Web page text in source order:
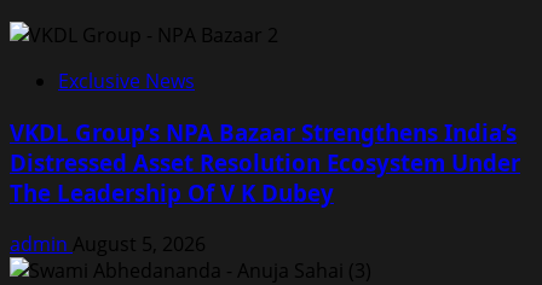
Exclusive News
VKDL Group’s NPA Bazaar Strengthens India’s
Distressed Asset Resolution Ecosystem Under
The Leadership Of V K Dubey
admin August 5, 2026